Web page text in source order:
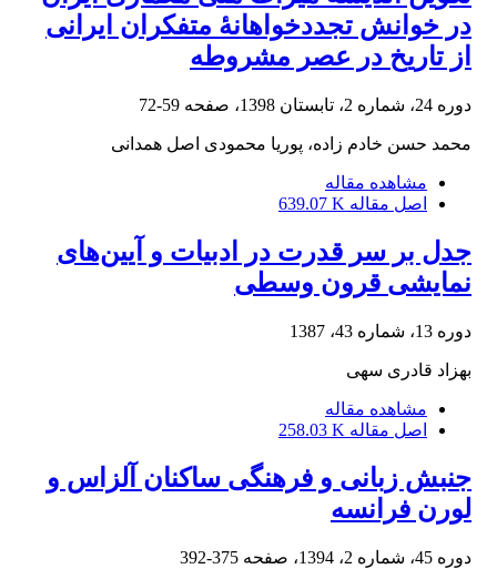
در خوانش تجددخواهانۀ متفکران ایرانی
از تاریخ در عصر مشروطه
دوره 24، شماره 2، تابستان 1398، صفحه 59-72
محمد حسن خادم زاده، پوریا محمودی اصل همدانی
مشاهده مقاله
اصل مقاله 639.07 K
جدل بر سر قدرت در ادبیات و آیین‌های
نمایشی قرون وسطی
دوره 13، شماره 43، 1387
بهزاد قادری سهی
مشاهده مقاله
اصل مقاله 258.03 K
جنبش زبانی و فرهنگی ساکنان آلزاس و
لورن فرانسه
دوره 45، شماره 2، 1394، صفحه 375-392